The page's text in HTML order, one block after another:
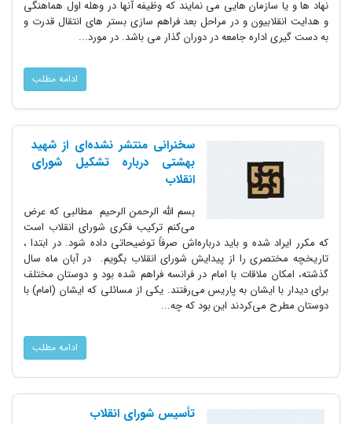
نهاد ها و یا سازمان هایی می نمایند که وظیفه آنها در وهله اول هماهنگی
و هدایت انقلابیون و در مراحل بعد فراهم سازی بستر های انتقال قدرت و
به دست گیری اداره جامعه در دوران گذار می باشد. در مورد...
ادامه مطلب
سخنرانی منتشر نشده‌ای از شهید
بهشتی درباره تشکیل شورای
انقلاب
بسم الله الرحمن الرحیم مطالبی که عرض
می‌کنم ترکیب فکری شورای انقلاب است
که مکرر ایراد شده و باید درباره‌اش صرفاً توضیحاتی داده شود. در ابتدا ،
تاریخچه مختصری را از پیدایش شورای انقلاب بگویم. در آبان ماه سال
گذشته، امکان ملاقات با امام در فرانسه فراهم شده بود و دوستان مختلف
برای دیدار با ایشان به پاریس می‌رفتند. یکی از مسائلی که ایشان (امام) با
دوستان مطرح می‌کردند این بود که چه...
ادامه مطلب
تأسیس شورای انقلاب